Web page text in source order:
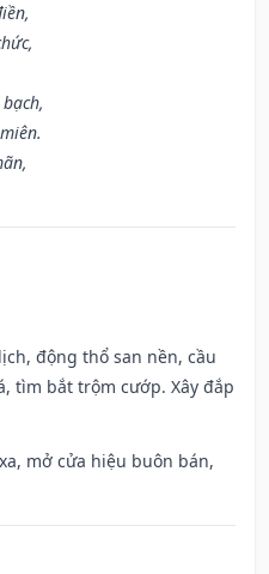
động thổ san nền, cầu
tìm bắt trộm cướp. Xây đắp
mở cửa hiệu buôn bán,